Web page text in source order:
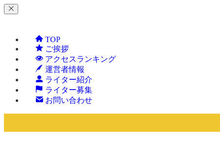
TOP
ご挨拶
アクセスランキング
運営者情報
ライター紹介
ライター募集
お問い合わせ